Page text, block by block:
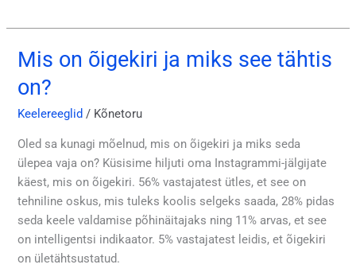
Mis on õigekiri ja miks see tähtis
on?
Keelereeglid / Kõnetoru
Oled sa kunagi mõelnud, mis on õigekiri ja miks seda
ülepea vaja on? Küsisime hiljuti oma Instagrammi-jälgijate
käest, mis on õigekiri. 56% vastajatest ütles, et see on
tehniline oskus, mis tuleks koolis selgeks saada, 28% pidas
seda keele valdamise põhinäitajaks ning 11% arvas, et see
on intelligentsi indikaator. 5% vastajatest leidis, et õigekiri
on ületähtsustatud.
Mis
õigekiri
ja
see
tähtis
on?